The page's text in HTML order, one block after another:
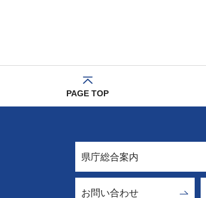
PAGE TOP
県庁総合案内
お問い合わせ